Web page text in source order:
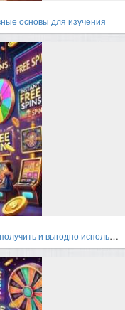
основы для изучения
и выгодно использовать?